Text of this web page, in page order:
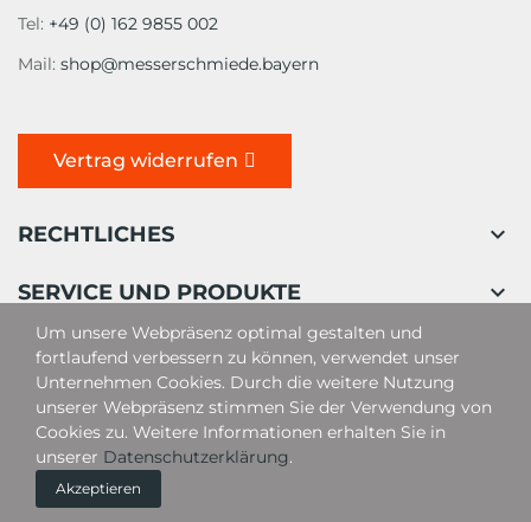
Tel: +49 (0) 162 9855 002
Mail: shop@messerschmiede.bayern
Vertrag widerrufen
RECHTLICHES 
SERVICE UND PRODUKTE 
Um unsere Webpräsenz optimal gestalten und
fortlaufend verbessern zu können, verwendet unser
Unternehmen Cookies. Durch die weitere Nutzung
unserer Webpräsenz stimmen Sie der Verwendung von
Cookies zu. Weitere Informationen erhalten Sie in
unserer Datenschutzerklärung.
Akzeptieren